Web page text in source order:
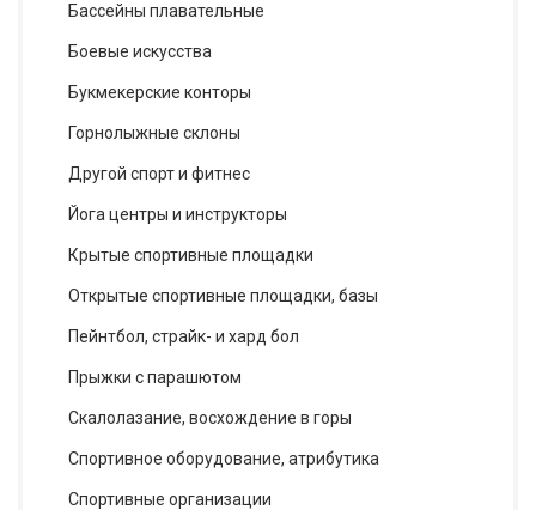
Бассейны плавательные
Боевые искусства
Букмекерские конторы
Горнолыжные склоны
Другой спорт и фитнес
Йога центры и инструкторы
Крытые спортивные площадки
Открытые спортивные площадки, базы
Пейнтбол, страйк- и хард бол
Прыжки с парашютом
Скалолазание, восхождение в горы
Спортивное оборудование, атрибутика
Спортивные организации